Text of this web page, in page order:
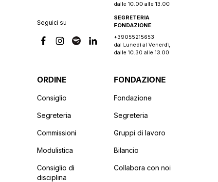
Seguici su
dalle 10.00 alle 13.00
SEGRETERIA
FONDAZIONE
+39055215653
dal Lunedì al Venerdì,
dalle 10.30 alle 13.00
ORDINE
Consiglio
Segreteria
Commissioni
Modulistica
Consiglio di
disciplina
FONDAZIONE
Fondazione
Segreteria
Gruppi di lavoro
Bilancio
Collabora con noi